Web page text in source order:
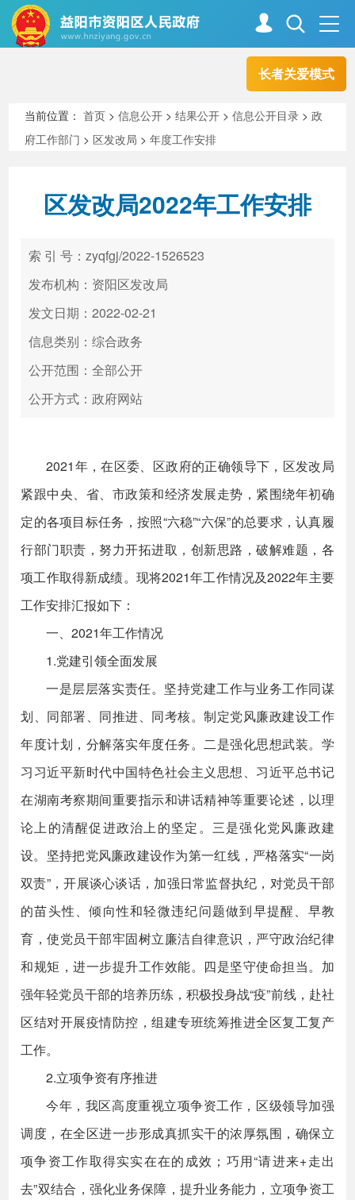
长者关爱模式
走进资阳
新闻中心 解读回应
政务服务
高效办成一件事
当前位置：首页 >信息公开 >结果公开 >信息公开目录 >政
府工作部门 > 区发改局 >年度工作安排
区发改局2022年工作安排
索 引 号：zyqfgj/2022-1526523
发布机构：资阳区发改局
发文日期：2022-02-21
信息类别：综合政务
公开范围：全部公开
公开方式：政府网站
2021年，在区委、区政府的正确领导下，区发改局
紧跟中央、省、市政策和经济发展走势，紧围绕年初确
定的各项目标任务，按照“六稳”“六保”的总要求，认真履
行部门职责，努力开拓进取，创新思路，破解难题，各
项工作取得新成绩。现将2021年工作情况及2022年主要
工作安排汇报如下：
一、2021年工作情况
1.党建引领全面发展
一是层层落实责任。坚持党建工作与业务工作同谋
划、同部署、同推进、同考核。制定党风廉政建设工作
年度计划，分解落实年度任务。二是强化思想武装。学
习习近平新时代中国特色社会主义思想、习近平总书记
在湖南考察期间重要指示和讲话精神等重要论述，以理
论上的清醒促进政治上的坚定。三是强化党风廉政建
设。坚持把党风廉政建设作为第一红线，严格落实“一岗
双责”，开展谈心谈话，加强日常监督执纪，对党员干部
的苗头性、倾向性和轻微违纪问题做到早提醒、早教
育，使党员干部牢固树立廉洁自律意识，严守政治纪律
和规矩，进一步提升工作效能。四是坚守使命担当。加
强年轻党员干部的培养历练，积极投身战“疫”前线，赴社
区结对开展疫情防控，组建专班统筹推进全区复工复产
工作。
2.立项争资有序推进
今年，我区高度重视立项争资工作，区级领导加强
调度，在全区进一步形成真抓实干的浓厚氛围，确保立
项争资工作取得实实在在的成效；巧用“请进来+走出
去”双结合，强化业务保障，提升业务能力，立项争资工